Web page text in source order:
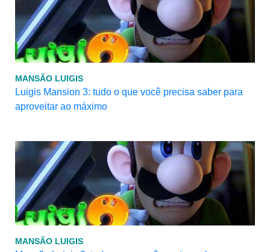
MANSÃO LUIGIS
Luigis Mansion 3: tudo o que você precisa saber para
aproveitar ao máximo
MANSÃO LUIGIS